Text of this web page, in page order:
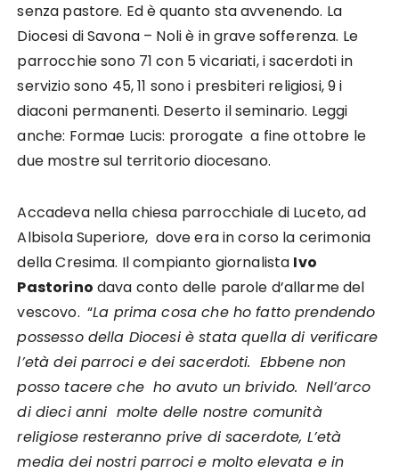
senza pastore. Ed è quanto sta avvenendo. La
Diocesi di Savona – Noli è in grave sofferenza. Le
parrocchie sono 71 con 5 vicariati, i sacerdoti in
servizio sono 45, 11 sono i presbiteri religiosi, 9 i
diaconi permanenti. Deserto il seminario. Leggi
anche: Formae Lucis: prorogate a fine ottobre le
due mostre sul territorio diocesano.
Accadeva nella chiesa parrocchiale di Luceto, ad
Albisola Superiore, dove era in corso la cerimonia
della Cresima. Il compianto giornalista Ivo
Pastorino dava conto delle parole d’allarme del
vescovo. “La prima cosa che ho fatto prendendo
possesso della Diocesi è stata quella di verificare
l’età dei parroci e dei sacerdoti. Ebbene non
posso tacere che ho avuto un brivido. Nell’arco
di dieci anni molte delle nostre comunità
religiose resteranno prive di sacerdote, L’età
media dei nostri parroci e molto elevata e in